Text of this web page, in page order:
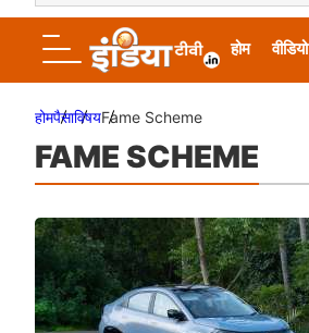
होम वीडियो
होमपैसाविषयFame Scheme
FAME SCHEME